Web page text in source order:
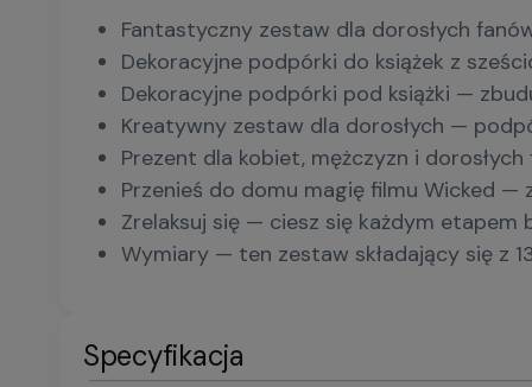
Fantastyczny zestaw dla dorosłych
Dekoracyjne podpórki do książek z
Dekoracyjne podpórki pod książki —
Kreatywny zestaw dla dorosłych —
Prezent dla kobiet, mężczyzn i
Przenieś do domu magię filmu Wicked
Zrelaksuj się — ciesz się każdym etapem
Wymiary — ten zestaw składający się z
Specyfikacja